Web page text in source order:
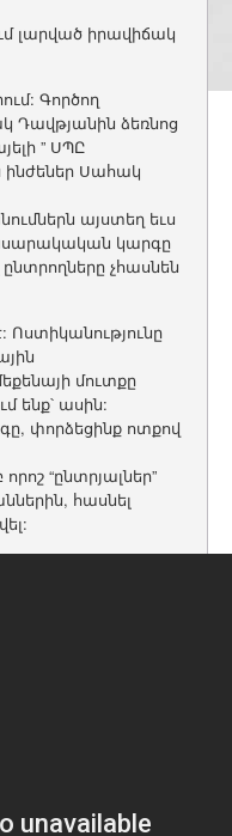
լարված իրավիճակ
Գործող
Դավթյանին ձեռնոց
” ՍՊԸ
ինժեներ Սահակ
այստեղ եւս
կարգը
չհասնեն
Ոստիկանությունը
մուտքը
ենք՝ ասին:
փորձեցինք ոտքով
“ընտրյալներ”
հասնել